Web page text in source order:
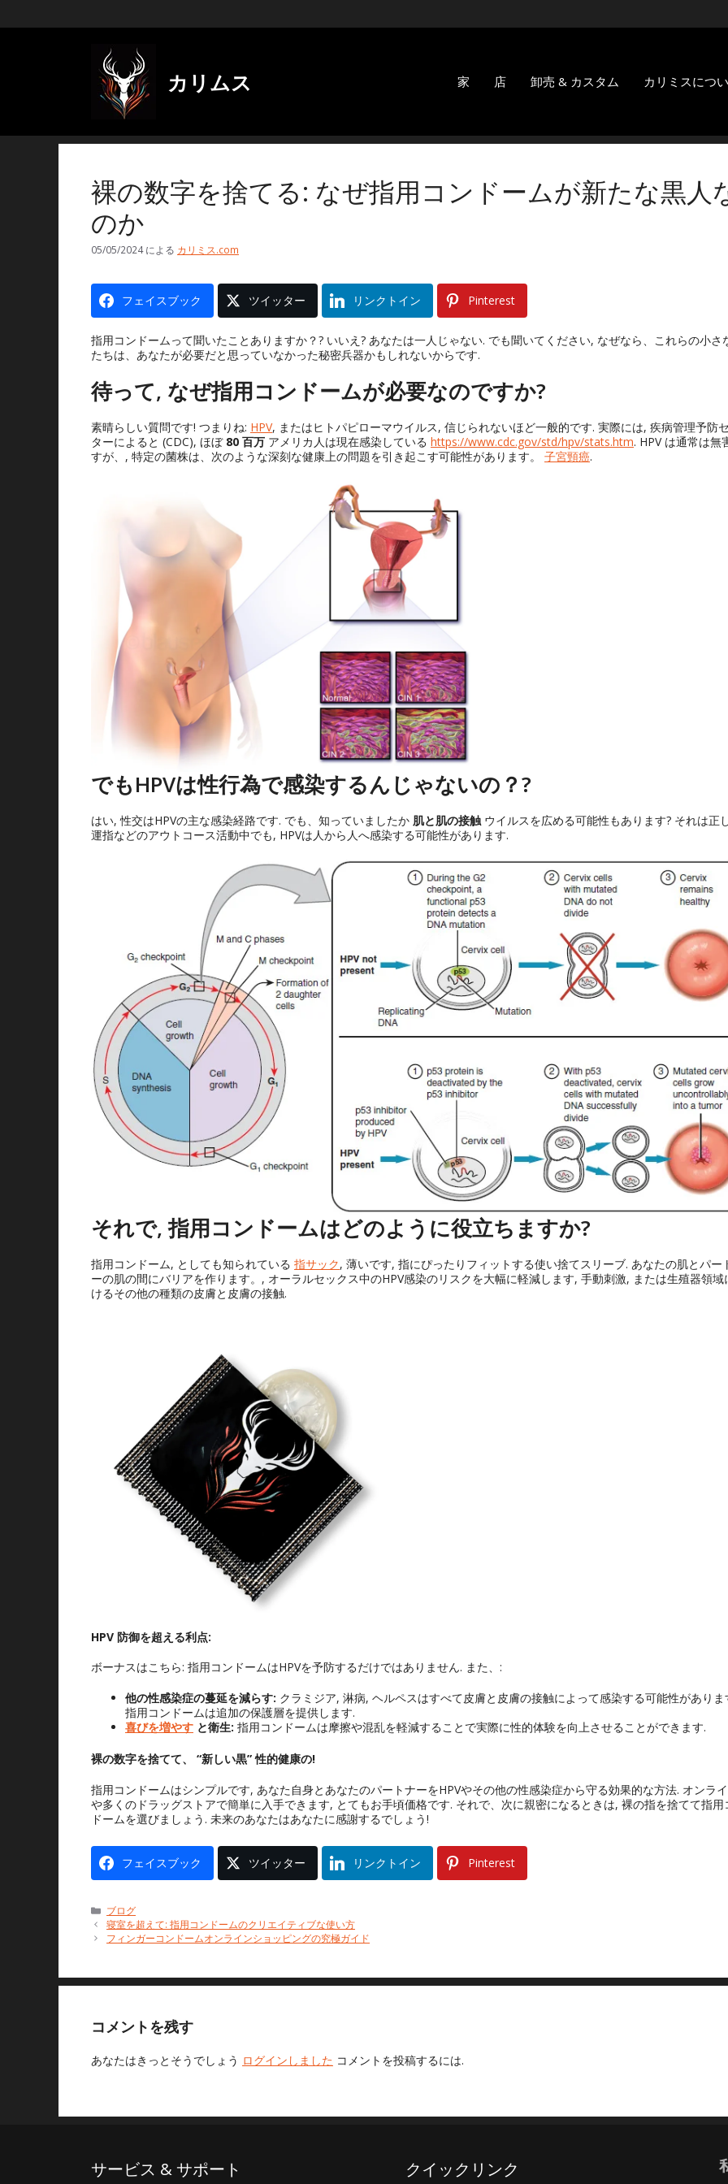
プ
カリムス 家 店 卸売 & カスタム カリミスにつ
裸の数字を捨てる: なぜ指用コンドームが新たな黒人
のか
05/05/2024 による カリミス.com
フェイスブック ツイッター リンクトイン Pinterest
指用コンドームって聞いたことありますか？? いいえ? あなたは一人じゃない. でも聞いてください, なぜなら、これらの小さ
たちは、あなたが必要だと思っていなかった秘密兵器かもしれないからです.
待って, なぜ指用コンドームが必要なのですか?
素晴らしい質問です! つまりね: HPV, またはヒトパピローマウイルス, 信じられないほど一般的です. 実際には, 疾病管理予防
ターによると (CDC), ほぼ 80 百万 アメリカ人は現在感染している https://www.cdc.gov/std/hpv/stats.htm. HPV は通常は無
すが、, 特定の菌株は、次のような深刻な健康上の問題を引き起こす可能性があります。 子宮頸癌.
でもHPVは性行為で感染するんじゃないの？?
はい, 性交はHPVの主な感染経路です. でも、知っていましたか 肌と肌の接触 ウイルスを広める可能性もあります? それは正
運指などのアウトコース活動中でも, HPVは人から人へ感染する可能性があります.
それで, 指用コンドームはどのように役立ちますか?
指用コンドーム, としても知られている 指サック, 薄いです, 指にぴったりフィットする使い捨てスリーブ. あなたの肌とパー
ーの肌の間にバリアを作ります。, オーラルセックス中のHPV感染のリスクを大幅に軽減します, 手動刺激, または生殖器領域
けるその他の種類の皮膚と皮膚の接触.
HPV 防御を超える利点:
ボーナスはこちら: 指用コンドームはHPVを予防するだけではありません. また、:
他の性感染症の蔓延を減らす: クラミジア, 淋病, ヘルペスはすべて皮膚と皮膚の接触によって感染する可能性がありま
指用コンドームは追加の保護層を提供します.
喜びを増やす と衛生: 指用コンドームは摩擦や混乱を軽減することで実際に性的体験を向上させることができます.
裸の数字を捨てて、 “新しい黒” 性的健康の!
指用コンドームはシンプルです, あなた自身とあなたのパートナーをHPVやその他の性感染症から守る効果的な方法. オンラ
や多くのドラッグストアで簡単に入手できます, とてもお手頃価格です. それで、次に親密になるときは, 裸の指を捨てて指用
ドームを選びましょう. 未来のあなたはあなたに感謝するでしょう!
フェイスブック ツイッター リンクトイン Pinterest
カ
テ
ゴ
ブログ
寝室を超えて: 指用コンドームのクリエイティブな使い方
フィンガーコンドームオンラインショッピングの究極ガイド
コメントを残す
あなたはきっとそうでしょう ログインしました コメントを投稿するには.
サービス & サポート クイックリンク